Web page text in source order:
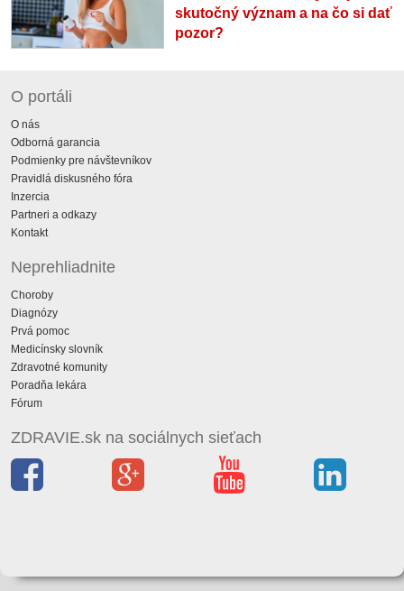
skutočný význam a na čo si dať
pozor?
O portáli
O nás
Odborná garancia
Podmienky pre návštevníkov
Pravidlá diskusného fóra
Inzercia
Partneri a odkazy
Kontakt
Neprehliadnite
Choroby
Diagnózy
Prvá pomoc
Medicínsky slovník
Zdravotné komunity
Poradňa lekára
Fórum
ZDRAVIE.sk na sociálnych sieťach